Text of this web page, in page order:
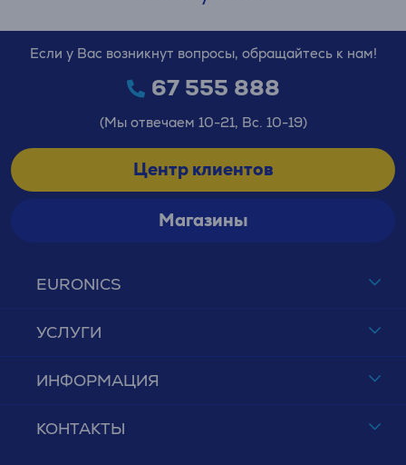
EURONICS
УСЛУГИ
ИНФОРМАЦИЯ
КОНТАКТЫ
Если у Вас возникнут вопросы, обращайтесь к нам!
67 555 888
(Мы отвечаем 10-21, Вс. 10-19)
Центр клиентов
Магазины